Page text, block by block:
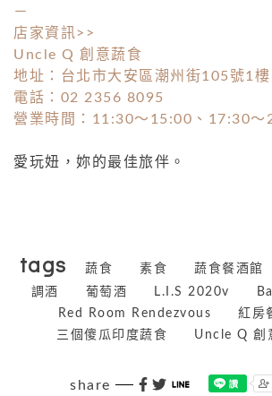
－
店家資訊>>
Uncle Q 創意蔬食
地址：台北市大安區潮州街105號1樓
電話：02 2356 8095
營業時間：11:30～15:00、17:30～
愛玩妞，妳的最佳旅伴。
tags 蔬食 素食 蔬食餐酒館
調酒
葡萄酒 L.I.S 2020v
Red Room Rendezvous
紅房
三個傻瓜印度蔬食
Uncle Q 創
share